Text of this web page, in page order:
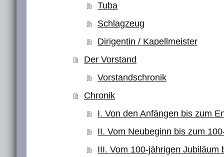
Tuba
Schlagzeug
Dirigentin / Kapellmeister
Der Vorstand
Vorstandschronik
Chronik
I. Von den Anfängen bis zum
II. Vom Neubeginn bis zum
III. Vom 100-jährigen Jubiläum